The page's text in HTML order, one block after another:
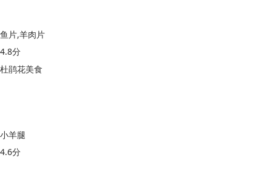
鱼片,羊肉片
4.8分
杜鹃花美食
小羊腿
4.6分